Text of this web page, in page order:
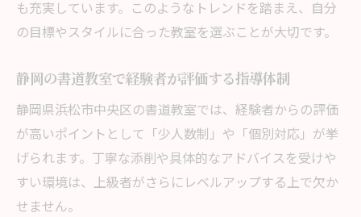
も充実しています。このようなトレンドを踏まえ、自分
の目標やスタイルに合った教室を選ぶことが大切です。
静岡の書道教室で経験者が評価する指導体制
静岡県浜松市中央区の書道教室では、経験者からの評価
が高いポイントとして「少人数制」や「個別対応」が挙
げられます。丁寧な添削や具体的なアドバイスを受けや
すい環境は、上級者がさらにレベルアップする上で欠か
せません。